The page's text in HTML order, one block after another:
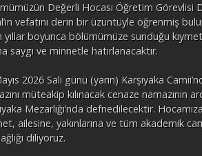
Değerli Hocası Öğretim Görevlisi
vefatını derin bir üzüntüyle öğrenmiş
yıllar boyunca bölümümüze sunduğu
saygı ve minnetle hatırlanacaktır.
2026 Salı günü (yarın) Karşıyaka
müteakip kılınacak cenaze namazının
Mezarlığı’nda defnedilecektir.
ailesine, yakınlarına ve tüm akademik
diliyoruz.